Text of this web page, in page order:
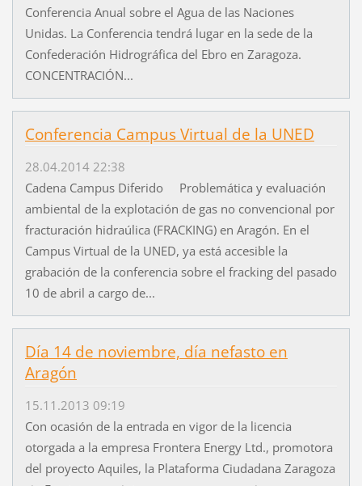
Conferencia Anual sobre el Agua de las Naciones
Unidas. La Conferencia tendrá lugar en la sede de la
Confederación Hidrográfica del Ebro en Zaragoza.
CONCENTRACIÓN...
Conferencia Campus Virtual de la UNED
28.04.2014 22:38
Cadena Campus Diferido Problemática y evaluación
ambiental de la explotación de gas no convencional por
fracturación hidraúlica (FRACKING) en Aragón. En el
Campus Virtual de la UNED, ya está accesible la
grabación de la conferencia sobre el fracking del pasado
10 de abril a cargo de...
Día 14 de noviembre, día nefasto en
Aragón
15.11.2013 09:19
Con ocasión de la entrada en vigor de la licencia
otorgada a la empresa Frontera Energy Ltd., promotora
del proyecto Aquiles, la Plataforma Ciudadana Zaragoza